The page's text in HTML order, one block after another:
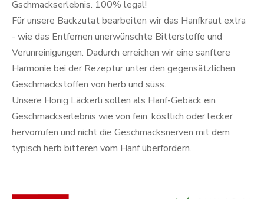
Gschmackserlebnis. 100% legal!
Für unsere Backzutat bearbeiten wir das Hanfkraut extra
- wie das Entfernen unerwünschte Bitterstoffe und
Verunreinigungen. Dadurch erreichen wir eine sanftere
Harmonie bei der Rezeptur unter den gegensätzlichen
Geschmackstoffen von herb und süss.
Unsere Honig Läckerli sollen als Hanf-Gebäck ein
Geschmackserlebnis wie von fein, köstlich oder lecker
hervorrufen und nicht die Geschmacksnerven mit dem
typisch herb bitteren vom Hanf überfordern.